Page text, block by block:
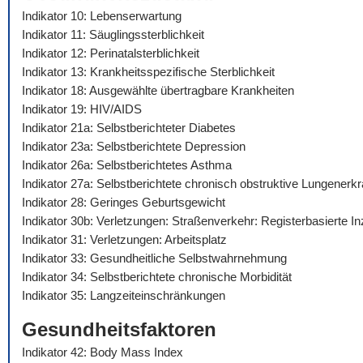
Indikator 10: Lebenserwartung
Indikator 11: Säuglingssterblichkeit
Indikator 12: Perinatalsterblichkeit
Indikator 13: Krankheitsspezifische Sterblichkeit
Indikator 18: Ausgewählte übertragbare Krankheiten
Indikator 19: HIV/AIDS
Indikator 21a: Selbstberichteter Diabetes
Indikator 23a: Selbstberichtete Depression
Indikator 26a: Selbstberichtetes Asthma
Indikator 27a: Selbstberichtete chronisch obstruktive
Indikator 28: Geringes Geburtsgewicht
Indikator 30b: Verletzungen: Straßenverkehr: Registerbasierte
Indikator 31: Verletzungen: Arbeitsplatz
Indikator 33: Gesundheitliche Selbstwahrnehmung
Indikator 34: Selbstberichtete chronische Morbidität
Indikator 35: Langzeiteinschränkungen
Gesundheitsfaktoren
Indikator 42: Body Mass Index